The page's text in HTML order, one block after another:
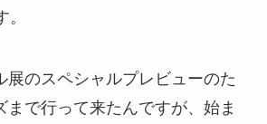
展のスペシャルプレビューのた
まで行って来たんですが、始ま